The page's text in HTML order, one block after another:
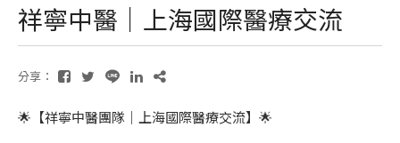
祥寧中醫｜上海國際醫療交流
分享：
🌟【祥寧中醫團隊｜上海國際醫療交流】🌟